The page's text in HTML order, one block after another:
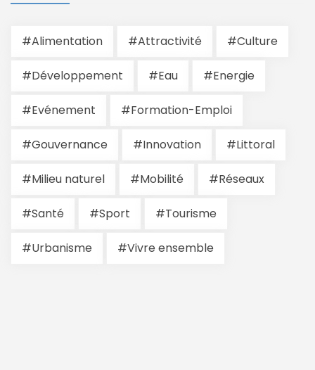
#Alimentation #Attractivité #Culture
#Développement #Eau #Energie
#Evénement #Formation-Emploi
#Gouvernance #Innovation #Littoral
#Milieu naturel #Mobilité #Réseaux
#Santé #Sport #Tourisme
#Urbanisme #Vivre ensemble